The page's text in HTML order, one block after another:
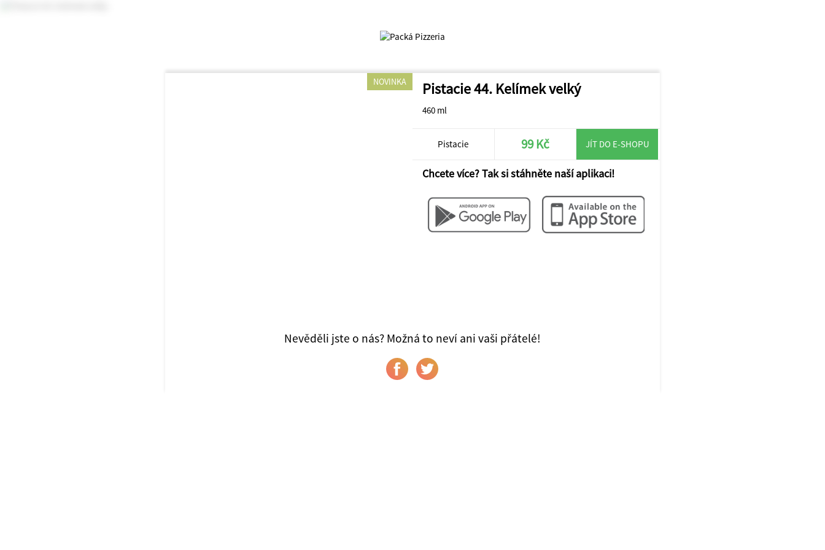
NOVINKA Pistacie 44. Kelímek velký
460 ml
Pistacie 99 Kč JÍT DO E-SHOPU
Chcete více? Tak si stáhněte naší aplikaci!
Nevěděli jste o nás? Možná to neví ani vaši přátelé!